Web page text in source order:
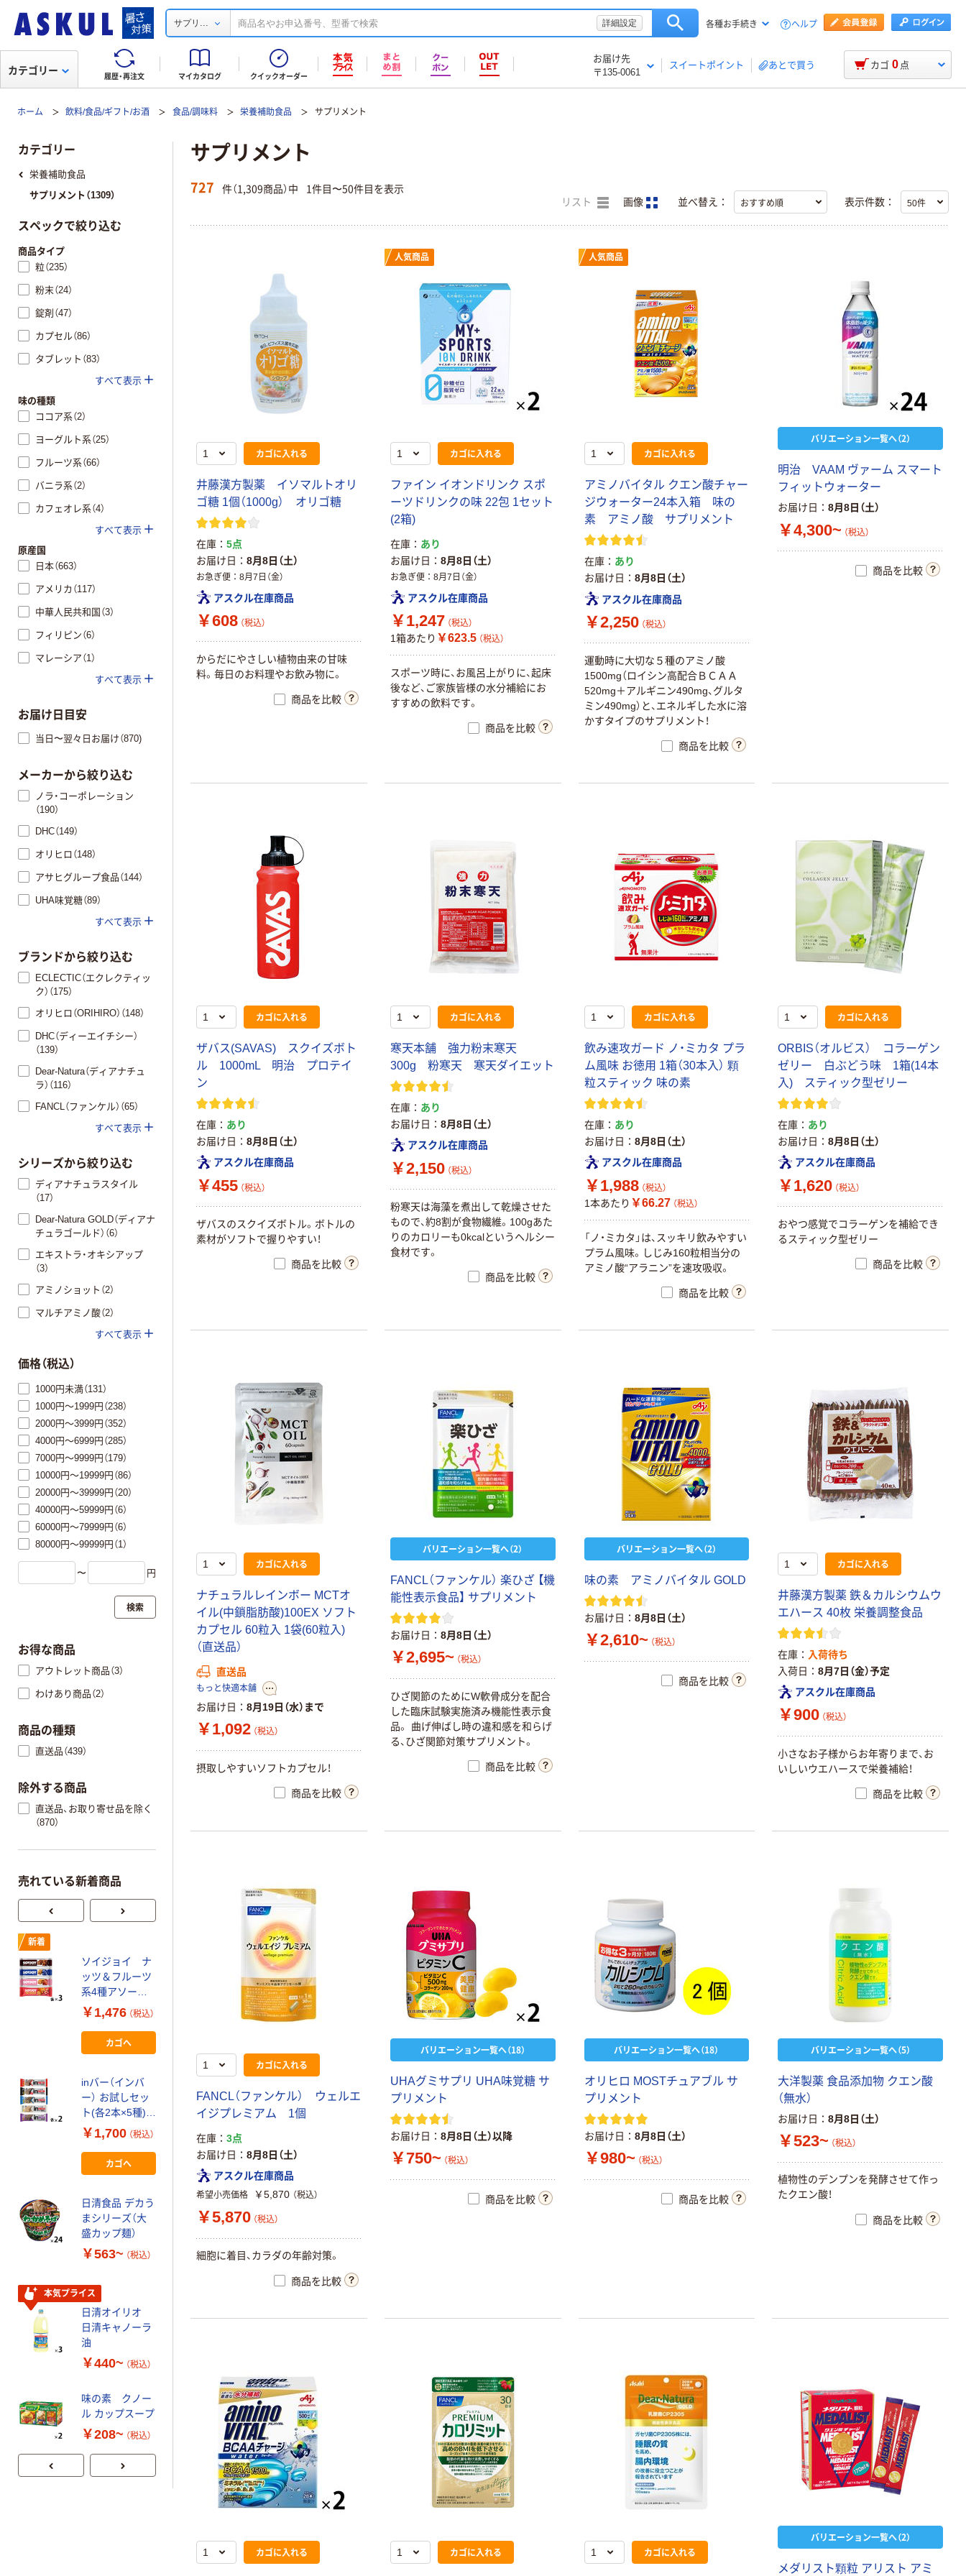
サプリ ... 詳細設定 各種お手続き ヘルプ
履歴・再注文 マイカタログ クイックオーダー
お届け先
〒135-0061
スイートポイント あとで買う
カテゴリー カゴ 0 点
ホーム 飲料/食品/ギフト/お酒 食品/調味料 栄養補助食品 サプリメント
サプリメント
727 件（1,309商品）中 1件目〜50件目を表示
リスト 画像 並べ替え： 表示件数：
カゴに入れる
井藤漢方製薬 イソマルトオリ
ゴ糖 1個（1000g） オリゴ糖
在庫
5点
お届け日
8月8日（土）
お急ぎ便 8月7日（金）
アスクル在庫商品
￥608 （税込）
からだにやさしい植物由来の甘味
料。毎日のお料理やお飲み物に。
商品を比較
人気商品
カゴに入れる
ファイン イオンドリンク スポ
ーツドリンクの味 22包 1セット
(2箱)
在庫
あり
お届け日
8月8日（土）
お急ぎ便 8月7日（金）
アスクル在庫商品
￥1,247 （税込）
1箱あたり ￥623.5 （税込）
スポーツ時に、お風呂上がりに、起床
後など、ご家族皆様の水分補給にお
すすめの飲料です。
商品を比較
人気商品
カゴに入れる
アミノバイタル クエン酸チャー
ジウォーター24本入箱 味の
素 アミノ酸 サプリメント
在庫
あり
お届け日
8月8日（土）
アスクル在庫商品
￥2,250 （税込）
運動時に大切な５種のアミノ酸
1500mg（ロイシン高配合ＢＣＡＡ
520mg＋アルギニン490mg、グルタ
ミン490mg）と、エネルギした水に溶
かすタイプのサプリメント！
商品を比較
バリエーション一覧へ（2）
明治 VAAM ヴァーム スマート
フィットウォーター
お届け日 8月8日（土）
￥4,300~ （税込）
商品を比較
カゴに入れる
ザバス(SAVAS) スクイズボト
ル 1000mL 明治 プロテイ
ン
在庫
あり
お届け日
8月8日（土）
アスクル在庫商品
￥455 （税込）
ザバスのスクイズボトル。ボトルの
素材がソフトで握りやすい！
商品を比較
カゴに入れる
寒天本舗 強力粉末寒天
300g 粉寒天 寒天ダイエット
在庫
あり
お届け日
8月8日（土）
アスクル在庫商品
￥2,150 （税込）
粉寒天は海藻を煮出して乾燥させた
もので、約8割が食物繊維。100gあた
りのカロリーも0kcalというヘルシー
食材です。
商品を比較
カゴに入れる
飲み速攻ガード ノ・ミカタ プラ
ム風味 お徳用 1箱（30本入） 顆
粒スティック 味の素
在庫
あり
お届け日
8月8日（土）
アスクル在庫商品
￥1,988 （税込）
1本あたり ￥66.27 （税込）
「ノ・ミカタ」は、スッキリ飲みやすい
プラム風味。しじみ160粒相当分の
アミノ酸“アラニン”を速攻吸収。
商品を比較
カゴに入れる
ORBIS（オルビス） コラーゲン
ゼリー 白ぶどう味 1箱(14本
入) スティック型ゼリー
在庫
あり
お届け日
8月8日（土）
アスクル在庫商品
￥1,620 （税込）
おやつ感覚でコラーゲンを補給でき
るスティック型ゼリー
商品を比較
カゴに入れる
ナチュラルレインボー MCTオ
イル(中鎖脂肪酸)100EX ソフト
カプセル 60粒入 1袋(60粒入)
（直送品）
直送品
もっと快適本舗
お届け日 8月19日（水）まで
￥1,092 （税込）
摂取しやすいソフトカプセル！
商品を比較
バリエーション一覧へ（2）
FANCL（ファンケル） 楽ひざ 【機
能性表示食品】 サプリメント
お届け日 8月8日（土）
￥2,695~ （税込）
ひざ関節のためにW軟骨成分を配合
した臨床試験実施済み機能性表示食
品。 曲げ伸ばし時の違和感を和らげ
る、ひざ関節対策サプリメント。
商品を比較
バリエーション一覧へ（2）
味の素 アミノバイタル GOLD
お届け日 8月8日（土）
￥2,610~ （税込）
商品を比較
カゴに入れる
井藤漢方製薬 鉄＆カルシウムウ
エハース 40枚 栄養調整食品
在庫
入荷待ち
入荷日
8月7日（金）予定
アスクル在庫商品
￥900 （税込）
小さなお子様からお年寄りまで、お
いしいウエハースで栄養補給！
商品を比較
カゴに入れる
FANCL（ファンケル） ウェルエ
イジプレミアム 1個
在庫
3点
お届け日
8月8日（土）
アスクル在庫商品
希望小売価格 ￥5,870 （税込）
￥5,870 （税込）
細胞に着目、カラダの年齢対策。
商品を比較
バリエーション一覧へ（18）
UHAグミサプリ UHA味覚糖 サ
プリメント
お届け日 8月8日（土）以降
￥750~ （税込）
商品を比較
バリエーション一覧へ（18）
オリヒロ MOSTチュアブル サ
プリメント
お届け日 8月8日（土）
￥980~ （税込）
商品を比較
バリエーション一覧へ（5）
大洋製薬 食品添加物 クエン酸
（無水）
お届け日 8月8日（土）
￥523~ （税込）
植物性のデンプンを発酵させて作っ
たクエン酸！
商品を比較
カゴに入れる カゴに入れる カゴに入れる
バリエーション一覧へ（2）
メダリスト顆粒 アリスト アミ
カテゴリー
栄養補助食品
サプリメント（1309）
スペックで絞り込む
商品タイプ
粒（235）
粉末（24）
錠剤（47）
カプセル（86）
タブレット（83）
すべて表示
味の種類
ココア系（2）
ヨーグルト系（25）
フルーツ系（66）
バニラ系（2）
カフェオレ系（4）
すべて表示
原産国
日本（663）
アメリカ（117）
中華人民共和国（3）
フィリピン（6）
マレーシア（1）
すべて表示
お届け日目安
当日〜翌々日お届け（870)
メーカーから絞り込む
ノラ・コーポレーション
（190）
DHC（149）
オリヒロ（148）
アサヒグループ食品（144）
UHA味覚糖（89）
すべて表示
ブランドから絞り込む
ECLECTIC（エクレクティッ
ク）（175）
オリヒロ（ORIHIRO）（148）
DHC（ディーエイチシー）
（139）
Dear-Natura（ディアナチュ
ラ）（116）
FANCL（ファンケル）（65）
すべて表示
シリーズから絞り込む
ディアナチュラスタイル
（17）
Dear-Natura GOLD（ディアナ
チュラゴールド）（6）
エキストラ・オキシアップ
（3）
アミノショット（2）
マルチアミノ酸（2）
すべて表示
価格（税込）
1000円未満（131）
1000円～1999円（238）
2000円～3999円（352）
4000円～6999円（285）
7000円～9999円（179）
10000円～19999円（86）
20000円～39999円（20）
40000円～59999円（6）
60000円～79999円（6）
80000円～99999円（1）
〜 円
検索
お得な商品
アウトレット商品（3）
わけあり商品（2）
商品の種類
直送品（439）
除外する商品
直送品、お取り寄せ品を除く
（870）
売れている新着商品
新着
ソイジョイ ナ
ッツ＆フルーツ
系4種アソート
セット（12本入）
￥1,476 （税込）
カゴへ
inバー（インバ
ー） お試しセッ
ト(各2本×5種)
プロテイン 鉄
分 森永製菓
￥1,700 （税込）
カゴへ
日清食品 デカう
まシリーズ（大
盛カップ麺）
￥563~ （税込）
本気プライス
日清オイリオ
日清キャノーラ
油
￥440~ （税込）
味の素 クノー
ル カップスープ
￥208~ （税込）
日清製粉ウェル
ナ 青の洞窟 パ
スタソース
￥329~ （税込）
新着
ハマダコンフェ
ラブ バランスパ
ワービッグ ほろ
にがカカオ 2袋
(4本)入
4902621005784
1個（直送品）
￥140
カゴへ
アウトレット
ハウス食品 ご
対応
ソイジョイ ナ
ッツ＆フルーツ
系4種アソート
セット（12本入）
￥1,476 （税込）
カゴへ
inバー（インバ
ー） お試しセッ
ト(各2本×5種)
プロテイン 鉄
分 森永製菓
￥1,700 （税込）
カゴへ
味の素 クノー
ル カップスープ
￥208~ （税込）